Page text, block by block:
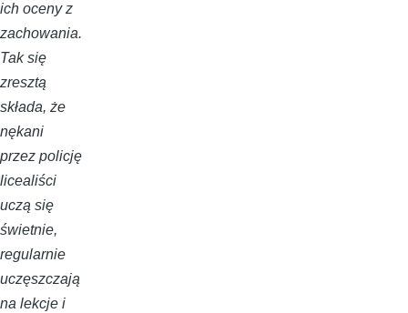
ich oceny z
zachowania.
Tak się
zresztą
składa, że
nękani
przez policję
licealiści
uczą się
świetnie,
regularnie
uczęszczają
na lekcje i